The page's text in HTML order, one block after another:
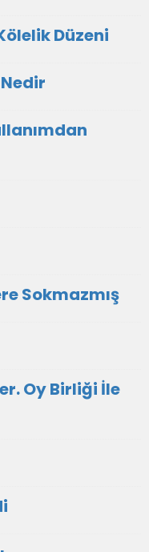
Düzeni
Sokmazmış
Oy Birliği İle